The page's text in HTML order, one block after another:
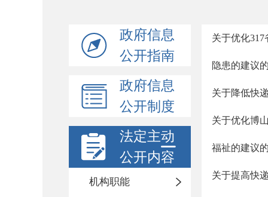
政府信息
公开指南
政府信息
公开制度
法定主动
公开内容
机构职能
关于优化
隐患的建议
关于降低快
关于优化博
福祉的建议
关于提高快